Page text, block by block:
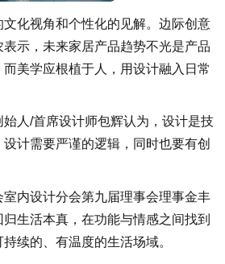
化视角和个性化的见解。边际创意
示，未来家居产品趋势不光是产品
美学应根植于人，用设计融入日常
人/首席设计师包辉认为，设计是技
计需要严谨的逻辑，同时也要有创
室内设计分会第九届理事会理事金丰
生活本真，在功能与情感之间找到
续的、有温度的生活场域。